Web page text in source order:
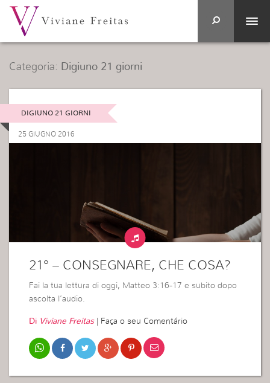
Categoria: Digiuno 21 giorni
DIGIUNO 21 GIORNI
25 GIUGNO 2016
21° – CONSEGNARE, CHE COSA?
Fai la tua lettura di oggi, Matteo 3:16-17 e subito dopo
ascolta l’audio.
Di Viviane Freitas| Faça o seu Comentário